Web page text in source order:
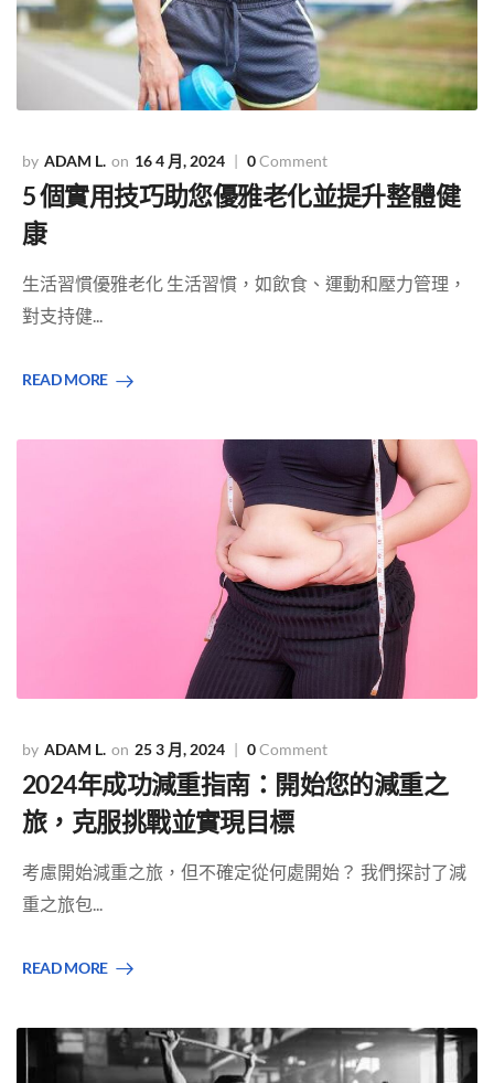
ADAM L. 16 4 月, 2024 0Comment
5 個實用技巧助您優雅老化並提升整體健
康
生活習慣優雅老化 生活習慣，如飲食、運動和壓力管理，
對支持健...
READ MORE
ADAM L. 25 3 月, 2024 0Comment
2024年成功減重指南：開始您的減重之
旅，克服挑戰並實現目標
考慮開始減重之旅，但不確定從何處開始？ 我們探討了減
重之旅包...
READ MORE